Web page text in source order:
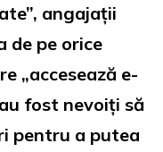
angajații
de pe orice
„accesează e-
fost nevoiți să
pentru a putea